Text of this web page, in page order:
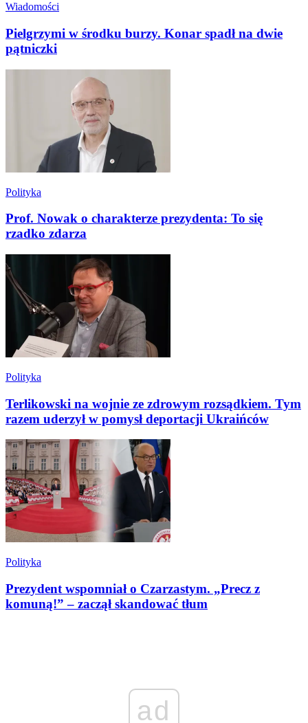
Wiadomości
Pielgrzymi w środku burzy. Konar spadł na dwie
pątniczki
Polityka
Prof. Nowak o charakterze prezydenta: To się
rzadko zdarza
Polityka
Terlikowski na wojnie ze zdrowym rozsądkiem. Tym
razem uderzył w pomysł deportacji Ukraińców
Polityka
Prezydent wspomniał o Czarzastym. „Precz z
komuną!” – zaczął skandować tłum
ad